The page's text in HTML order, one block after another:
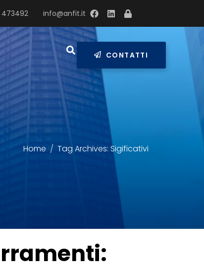
info@anfit.it
473492
CONTATTI
Home Tag Archives: Sigificativi